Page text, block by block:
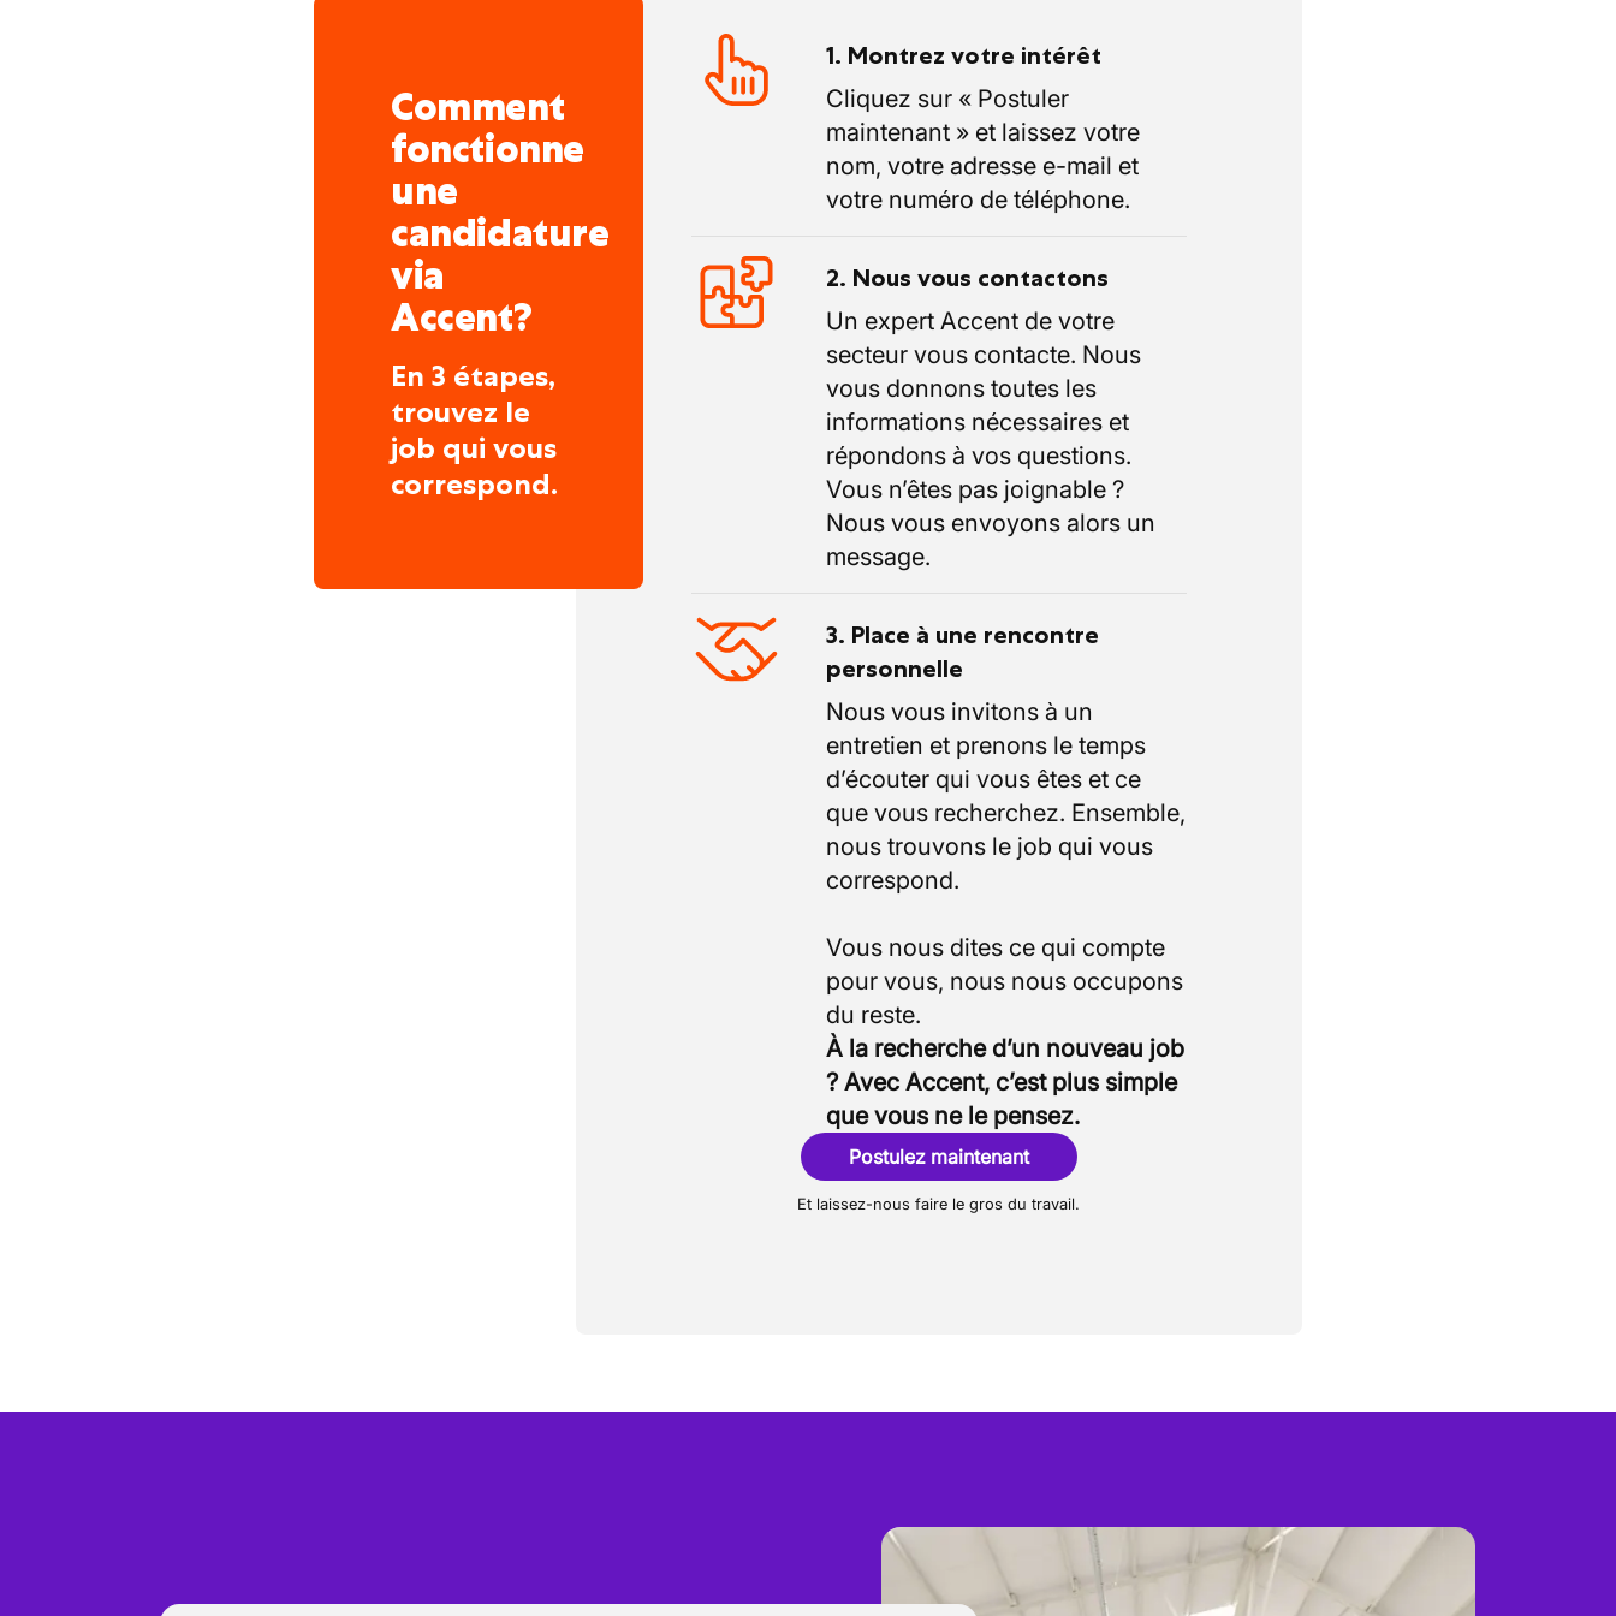
- Installer des pièces pour systèmes HVAC (chauffage, ventilation,
Travail pratique & Sécurisé :
Utilisation d'outils manuels professionnels.
Travail en toute sécurité avec une nacelle élévatrice.
Comment
fonctionne
une
candidature
via
Accent?
En 3 étapes,
trouvez le
job qui vous
correspond.
1. Montrez votre intérêt
Cliquez sur « Postuler
maintenant » et laissez votre
nom, votre adresse e-mail et
votre numéro de téléphone.
2. Nous vous contactons
Un expert Accent de votre
secteur vous contacte. Nous
vous donnons toutes les
informations nécessaires et
répondons à vos questions.
Vous n’êtes pas joignable ?
Nous vous envoyons alors un
message.
3. Place à une rencontre
personnelle
Nous vous invitons à un
entretien et prenons le temps
d’écouter qui vous êtes et ce
que vous recherchez. Ensemble,
nous trouvons le job qui vous
correspond.
Vous nous dites ce qui compte
pour vous, nous nous occupons
À la recherche d’un nouveau job
? Avec Accent, c’est plus simple
que vous ne le pensez.
Postulez maintenant
Et laissez-nous faire le gros du travail.